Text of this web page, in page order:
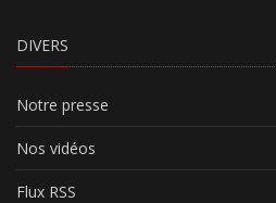
DIVERS
Notre presse
Nos vidéos
Flux RSS